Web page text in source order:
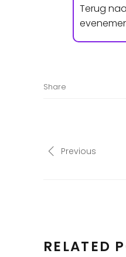
Terug
Share
Previous
RELATED